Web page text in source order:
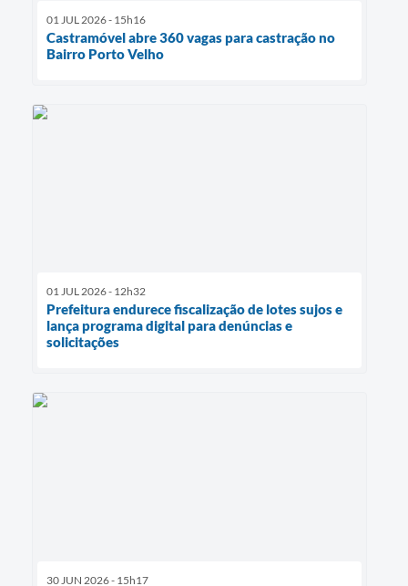
01 JUL 2026 - 15h16
Castramóvel abre 360 vagas para castração no
Bairro Porto Velho
01 JUL 2026 - 12h32
Prefeitura endurece fiscalização de lotes sujos e
lança programa digital para denúncias e
solicitações
30 JUN 2026 - 15h17